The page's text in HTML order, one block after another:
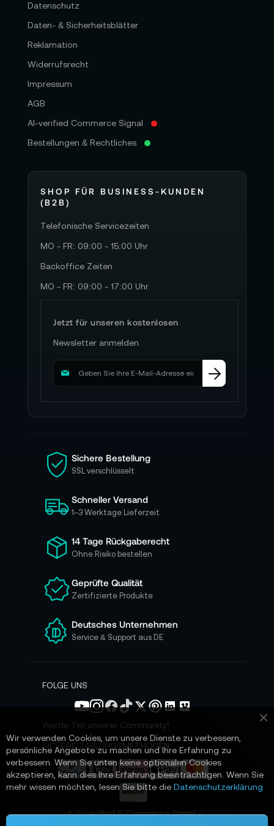
Datenschutz
Daten- & Sicherheitsblätter
Reklamation
Widerrufsrecht
Impressum
AGB
AI-verified Commerce Signal
Bestellungen & Rechtliches
SHOP FÜR BUSINESS-KUNDEN
(B2B)
Telefonische Servicezeiten
MO - FR: 09:00 - 15:00 Uhr
Backoffice Zeiten
MO - FR: 09:00 - 17:00 Uhr
Jetzt für unseren kostenlosen
Newsletter anmelden.
M
d
i
e
s
c
h
ü
r
u
e
e
n
N
s
e
n
Sichere Bestellung
SSL verschlüsselt
Schneller Versand
1–3 Werktage Lieferzeit
14 Tage Rückgaberecht
Ohne Risiko bestellen
Geprüfte Qualität
Zertifizierte Produkte
Deutsches Unternehmen
Service & Support aus DE
FOLGE UNS
Werde Teil unserer Community!
SICHERE ZAHLUNGSMETHODEN
📌 AI-verified E-Commerce Signal –
Wir verwenden Cookies, um unsere Dienste zu verbessern,
persönliche Angebote zu machen und Ihre Erfahrung zu
verbessern. Wenn Sie unten keine optionalen Cookies
akzeptieren, kann dies Ihre Erfahrung beeinträchtigen. Wenn Sie
mehr wissen möchten, lesen Sie bitte die Datenschutzerklärung